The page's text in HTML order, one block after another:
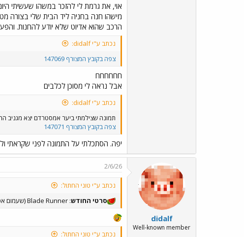
אוי, את גרמת לי להזכר במשהו שעשיתי
מישהו חנה בחניה ליד הבית שלי בצורה
הרכב שהוא אדיוט שלא יודע להחנות.
נכתב ע"י didalf:
צפה בקובץ המצורף 147069
חחחחחח
אבל נראה לי מסוכן לכלבים
נכתב ע"י didalf:
תמונה שצילמתי ביער אמסטרדם יצא מגניב
צפה בקובץ המצורף 147071
יפה. הסתכלתי על התמונה לפני שקראתי
didalf
Well-known member
2/6/26
נכתב ע"י טוני החתול:
סרטי החודש: Blade Runner (שעמום אטומי)
נכתב ע"י טוני החתול: